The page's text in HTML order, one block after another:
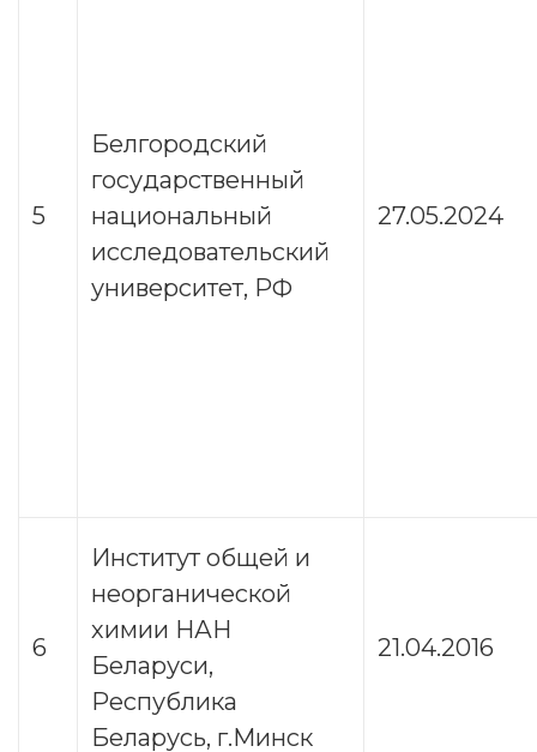
5
Белгородский
государственный
национальный
исследовательский
университет, РФ
27.05.2024
6
Институт общей и
неорганической
химии НАН
Беларуси,
Республика
Беларусь, г.Минск
21.04.2016